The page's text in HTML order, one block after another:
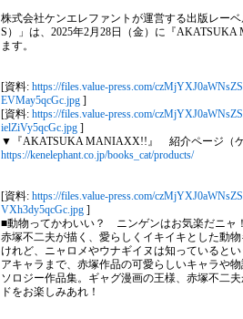
株式会社ケンエレファントが運営する出版レー
S）」は、2025年2月28日（金）に『
ます。
[資料: https://files.value-press.com/
EVMay5qcGc.jpg ]
[資料: https://files.value-press.com/
ielZiVy5qcGc.jpg ]
▼『AKATSUKA MANIAXX!!』 紹介ページ（ケ
https://kenelephant.co.jp/books_cat/products/
[資料: https://files.value-press.com/
VXh3dy5qcGc.jpg ]
■動物ってかわいい？ ニンゲンはお気楽だニャ！
赤塚不二夫が描く、愛らしくイキイキとした動
けれど、ニャロメやウナギイヌは知っていると
アキャラまで、赤塚作品の可愛らしいキャラや
ソロジー作品集。ギャグ漫画の王様、赤塚不二
ドをお楽しみあれ！